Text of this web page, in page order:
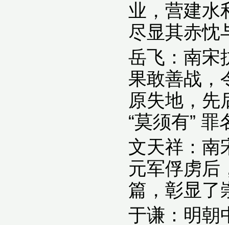
业，营建水
尽显其赤忱
岳飞：南宋
果敢善战，
原失地，先
“莫须有” 罪
文天祥：南
元军俘虏后
篇，彰显了
于谦：明朝